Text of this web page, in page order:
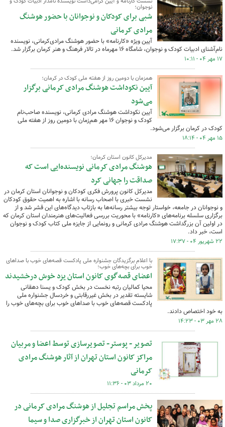
نوجوان؛
شبی برای کودکان و نوجوانان با حضور هوشنگ
مرادی کرمانی
آیین ویژه «کارنامه» با حضور هوشنگ مرادی‌کرمانی، نویسنده
نام‌آشنای ادبیات کودک و نوجوان، شامگاه ۱۶ مهرماه در تالار فرهنگ و هنر کرمان برگزار شد.
۱۷ مهر ۰۴ - ۱۰:۱۱
همزمان با دومین روز از هفته ملی کودک در کرمان؛
آیین نکوداشت هوشنگ مرادی کرمانی برگزار
می‌شود
آیین نکوداشت هوشنگ مرادی کرمانی، نویسنده صاحب‌نام
کودک و نوجوان ۱۶ مهر هم‌زمان با دومین روز از هفته ملی
کودک در کرمان برگزار می‌شود.
۱۵ مهر ۰۴ - ۱۸:۱۴
مدیرکل کانون استان کرمان؛
هوشنگ مرادی کرمانی نویسنده‌ایی است که
صداقت را جهانی کرد
مدیرکل کانون پرورش فکری کودکان و نوجوانان استان کرمان در
نشست خبری با اصحاب رسانه با اشاره به اهمیت حقوق کودکان
و نوجوانان در جامعه، خواستار توجه بیشتر رسانه‌ها به بازتاب دیدگاه‌های این قشر شد و از
برگزاری سلسله برنامه‌های «کارنامه» با محوریت بررسی فعالیت‌های هنرمندان استان کرمان که
در اولین آن بزرگداشت هوشنگ مرادی کرمانی و رونمایی از جایزه ملی کتاب کودک و نوجوان
است، خبر داد.
۲۲ شهریور ۰۴ - ۱۷:۳۷
با اعلام برگزیدگان جشنواره ملی پادکست قصه‌های خوب با صداهای
خوب برای بچه‌های خوب؛
اعضای قصه‌گوی کانون استان یزد خوش درخشیدند
محیا کمالیان رتبه نخست در بخش کودک و یسنا دهقانی
شایسته تقدیر در بخش غیررقابتی و خردسال جشنواره ملی
پادکست قصه‌های خوب با صداهای خوب برای بچه‌های خوب را
به خود اختصاص دادند.
۲۸ مهر ۰۳ - ۱۴:۲۳
تصویر - پوستر- تصویرسازی توسط اعضا و مربیان
مراکز کانون استان تهران از آثار هوشنگ مرادی
کرمانی
۲۰ مرداد ۰۳ - ۱۱:۳۶
پخش مراسم تجلیل از هوشنگ مرادی کرمانی در
کانون استان تهران از خبرگزاری صدا و سیما